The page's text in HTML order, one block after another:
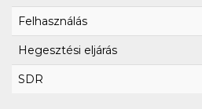
Felhasználás
Hegesztési eljárás
SDR